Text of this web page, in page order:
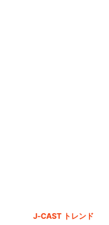
J-CAST トレンド